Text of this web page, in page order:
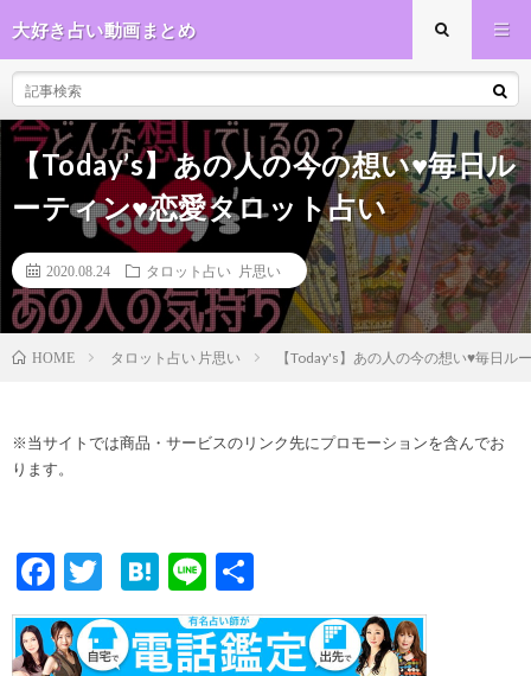
大好き占い動画まとめ
【Today’s】あの人の今の想い♥毎日ル
ーティン♥恋愛タロット占い
2020.08.24 タロット占い 片思い
HOME タロット占い 片思い 【Today's】あの人の今の想い♥毎日ル
※当サイトでは商品・サービスのリンク先にプロモーションを含んでお
ります。
F
ac
e
T
w
itt
H
at
e
Li
n
e
有